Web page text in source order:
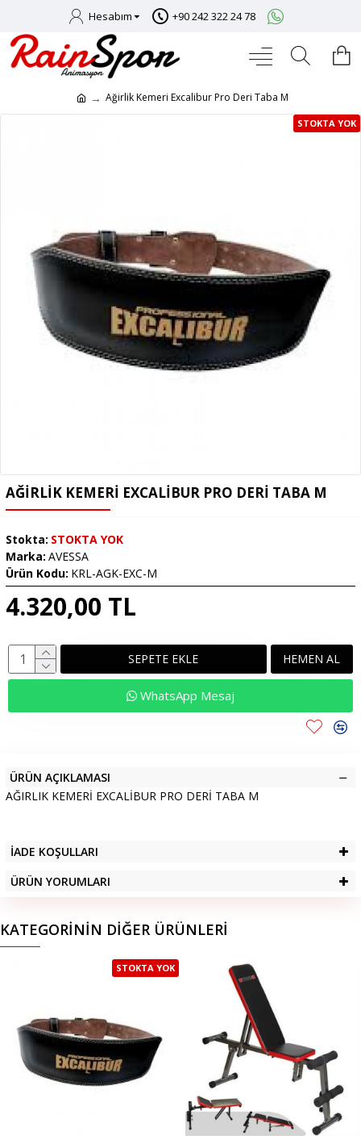
Hesabım +90 242 322 24 78
Ağirlik Kemeri Excalibur Pro Deri Taba M
STOKTA YOK
AĞIRLIK KEMERI EXCALIBUR PRO DERI TABA M
4.320,00 TL
Stokta: STOKTA YOK
Marka: AVESSA
Ürün Kodu: KRL-AGK-EXC-M
SEPETE EKLE HEMEN AL
WhatsApp Mesaj
ÜRÜN AÇIKLAMASI
AĞIRLIK KEMERİ EXCALİBUR PRO DERİ TABA M
İADE KOŞULLARI
ÜRÜN YORUMLARI
KATEGORININ DIĞER ÜRÜNLERI
STOKTA YOK